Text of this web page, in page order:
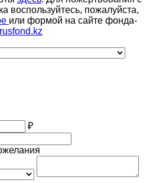
воспользуйтесь, пожалуйста,
или формой на сайте фонда-
rusfond.kz
₽